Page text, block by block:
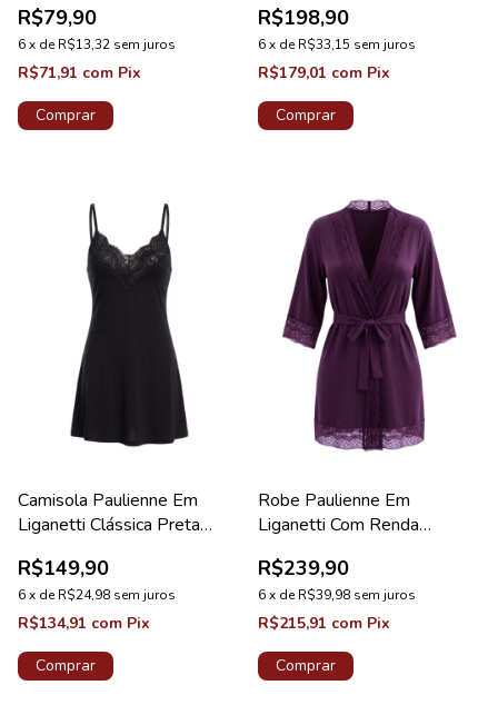
R$79,90
6x deR$13,32 sem juros
R$71,91 com Pix
Comprar
R$198,90
6x deR$33,15 sem juros
R$179,01 com Pix
Comprar
Camisola Paulienne Em
Liganetti Clássica Preta
R$149,90
6x deR$24,98 sem juros
R$134,91 com Pix
Comprar
Robe Paulienne Em
Liganetti Com Renda
R$239,90
6x deR$39,98 sem juros
R$215,91 com Pix
Comprar